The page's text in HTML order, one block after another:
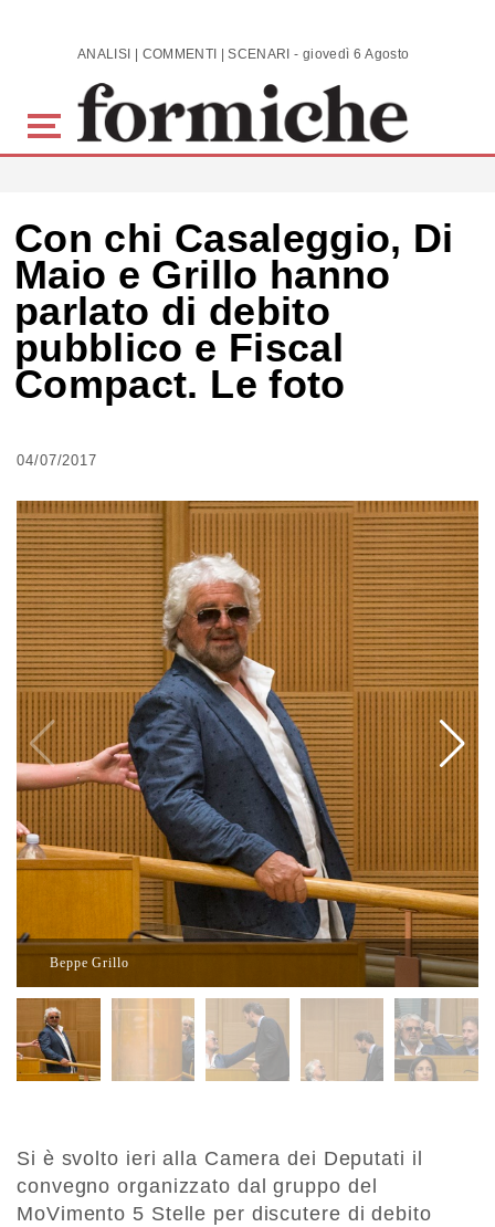
Skip to main content ANALISI | COMMENTI | SCENARI - giovedì 6 Agosto 2026
Con chi Casaleggio, Di
Maio e Grillo hanno
parlato di debito
pubblico e Fiscal
Compact. Le foto
04/07/2017
Beppe Grillo
Si è svolto ieri alla Camera dei Deputati il
convegno organizzato dal gruppo del
MoVimento 5 Stelle per discutere di debito